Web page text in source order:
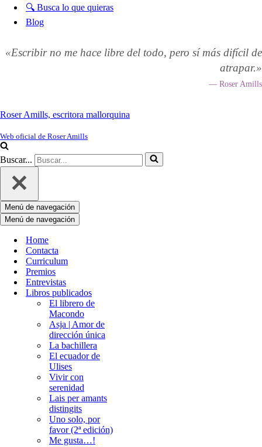
🔍 Busca lo que quieras
Blog
«Escribir no me hace libre del todo, pero sí más difícil de
atrapar.»
— Roser Amills
Roser Amills, escritora mallorquina
Web oficial de Roser Amills
Buscar...
Menú de navegación
Menú de navegación
Home
Contacta
Curriculum
Premios
Entrevistas
Libros publicados
El librero de
Macondo
Asja | Amor de
dirección única
La bachillera
El ecuador de
Ulises
Vivir con
serenidad
Lais per amants
distingits
Uno solo, por
favor (2ª edición)
Me gusta…!